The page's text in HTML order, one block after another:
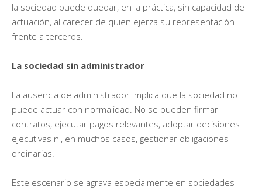
la sociedad puede quedar, en la práctica, sin capacidad de
actuación, al carecer de quien ejerza su representación
frente a terceros.
La sociedad sin administrador
La ausencia de administrador implica que la sociedad no
puede actuar con normalidad. No se pueden firmar
contratos, ejecutar pagos relevantes, adoptar decisiones
ejecutivas ni, en muchos casos, gestionar obligaciones
ordinarias.
Este escenario se agrava especialmente en sociedades